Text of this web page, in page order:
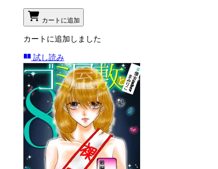
カートに追加
カートに追加しました
試し読み